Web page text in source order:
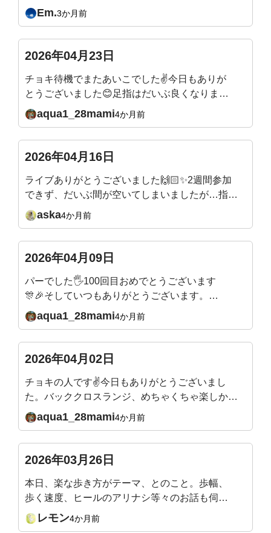
す。Em.3か月前
2026年04月23日
チョキ待機でまたあいこでした✌️今日もありが
とうございました😊足指はだいぶ良くなりまし
たが、人差し指がうまく動かず親指とぶつかり
がちです。地道に直していこうと思います。来
週そして5月もとても楽しみです✨またよろしく
お願いいたします🙇
aqua1_28mami4か月前
2026年04月16日
ライブありがとうございました🙌🏻✨2週間参加
できず、だいぶ間が空いてしまいましたが…指の
付け根から曲げるエクササイズは、ほぼ毎日やっ
ていたので！付け根から土踏まずまで、かなり曲
✨キツいエクササイズの時は、吉田先生が合いの
手を入れてくれるので🤣楽しみながらできてい
て、本当にありがたいです！先生の穏やかだけど
パワフルなエネルギーが大好きです✨
aska4か月前
2026年04月09日
パーでした🖐️100回目おめでとうございます
🎊🎉そしていつもありがとうございます。こ
れからもよろしくお願いいたします🙇
aqua1_28mami4か月前
2026年04月02日
チョキの人です✌今日もありがとうございまし
た。バッククロスランジ、めちゃくちゃ楽しかっ
たです✨バックランジよりやりやすい、バランス
が取りやすい気がします。足裏から体幹、しっか
て20秒、見事にフラフラで、足裏も踵も足首も不
安要素ありながら、軸かな？体幹かな？と悩んで
いたところです。足指も前よりマシになりました
がまだまだです。バッククロスランジご褒美に？
他のエクササイズも頑張ります。来週も楽しみで
す、どうぞよろしくお願いいたします🙇
aqua1_28mami4か月前
2026年03月26日
本日、楽な歩き方がテーマ、とのこと。歩幅、
歩く速度、ヒールのアリナシ等々のお話も伺っ
てみたいです。(LINEお知らせの『質問』をク
リックすると、此処に飛んでくるみたいで。書
レモン4か月前